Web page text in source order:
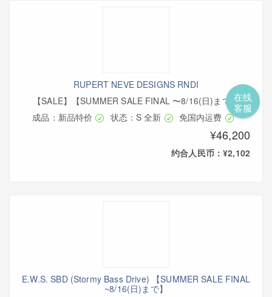
RUPERT NEVE DESIGNS RNDI
【SALE】【SUMMER SALE FINAL 〜8/16(日)まで】
成品：新品特价
状态：S 全新 免国内运费
¥46,200
约合人民币：¥2,102
E.W.S. SBD (Stormy Bass Drive) 【SUMMER SALE FINAL
~8/16(日)まで】
在线
客服